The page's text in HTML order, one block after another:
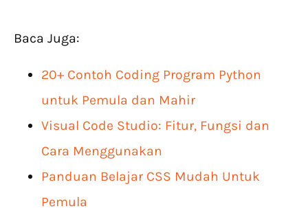
Baca Juga:
20+ Contoh Coding Program Python
untuk Pemula dan Mahir
Visual Code Studio: Fitur, Fungsi dan
Cara Menggunakan
Panduan Belajar CSS Mudah Untuk
Pemula